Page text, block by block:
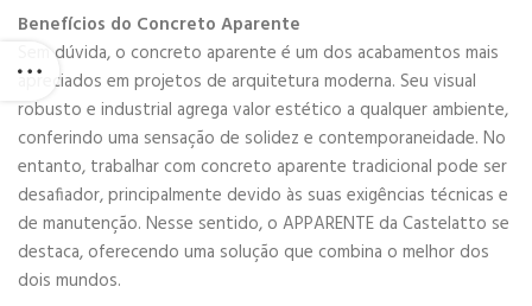
Benefícios do Concreto Aparente
Sem dúvida, o concreto aparente é um dos acabamentos mais
apreciados em projetos de arquitetura moderna. Seu visual
robusto e industrial agrega valor estético a qualquer ambiente,
conferindo uma sensação de solidez e contemporaneidade. No
entanto, trabalhar com concreto aparente tradicional pode ser
desafiador, principalmente devido às suas exigências técnicas e
de manutenção. Nesse sentido, o APPARENTE da Castelatto se
destaca, oferecendo uma solução que combina o melhor dos
dois mundos.